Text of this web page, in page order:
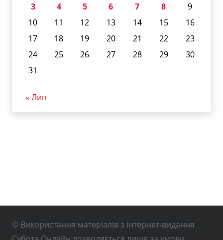
3
4 5 6 7 8
9
10
11 12 13 14 15
16
17
18 19 20 21 22
23
24
25 26 27 28 29
30
31
« Лип
© Використання матеріалів з інтернет-видання